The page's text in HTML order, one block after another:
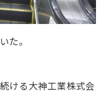
た。
ける大神工業株式会